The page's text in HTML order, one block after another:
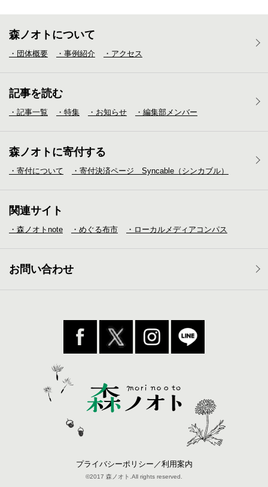
森ノオトについて
・団体概要 ・事例紹介 ・アクセス
記事を読む
・記事一覧 ・特集 ・お知らせ ・編集部メンバー
森ノオトに寄付する
・寄付について ・寄付決済ページ Syncable（シンカブル）
関連サイト
・森ノオトnote ・めぐる布市 ・ローカルメディア コンパス
お問い合わせ
プライバシーポリシー／利用案内
©2017 森ノオト.All rights reserved.